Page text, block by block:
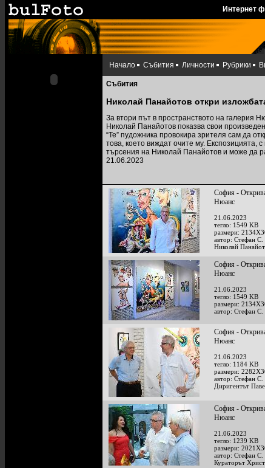
Интернет
Начало Събития Личности Рубрики
Събития
Николай Панайотов откри
За втори път в пространството на
Николай Панайотов показва свои
“Те” пудожника провокира зрителя сам да
това, което виждат очите му. Експозицията,
търсения на Николай Панайотов и може да
21.06.2023
София -
Нюанс
21.06.2023
тегло: 1549 KB
размери:
автор: Стефан
Николай
София -
Нюанс
21.06.2023
тегло: 1549 KB
размери:
автор: Стефан
София -
Нюанс
21.06.2023
тегло: 1184 KB
размери:
автор: Стефан
Диригентът
София -
Нюанс
21.06.2023
тегло: 1239 KB
размери:
автор: Стефан
Кураторът